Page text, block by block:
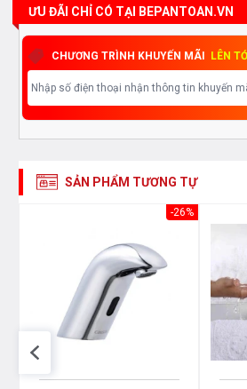
ƯU ĐÃI CHỈ CÓ TẠI BEPANTOAN.VN
CHƯƠNG TRÌNH KHUYẾN MÃI LÊN
SẢN PHẨM TƯƠNG TỰ
-26%